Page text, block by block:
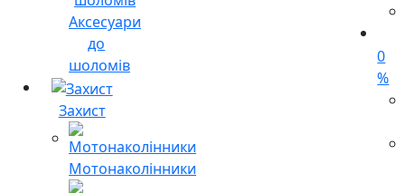
Аксесуари
до
шоломів
Захист
Мотонаколінники
0
%